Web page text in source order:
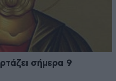
σήμερα 9